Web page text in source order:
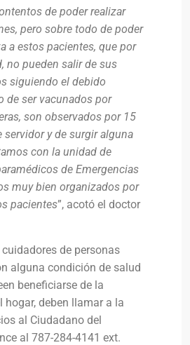
de poder realizar
pero sobre todo de poder
a estos pacientes, que por
no pueden salir de sus
siguiendo el debido
de ser vacunados por
son observados por 15
y de surgir alguna
con la unidad de
de Emergencias
muy bien organizados por
pacientes”, acotó el doctor
de personas
alguna condición de salud
beneficiarse de la
hogar, deben llamar a la
al Ciudadano del
al 787-284-4141 ext.